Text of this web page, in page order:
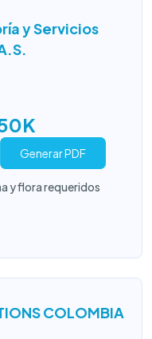
y Servicios
Generar PDF
y flora requeridos
COLOMBIA